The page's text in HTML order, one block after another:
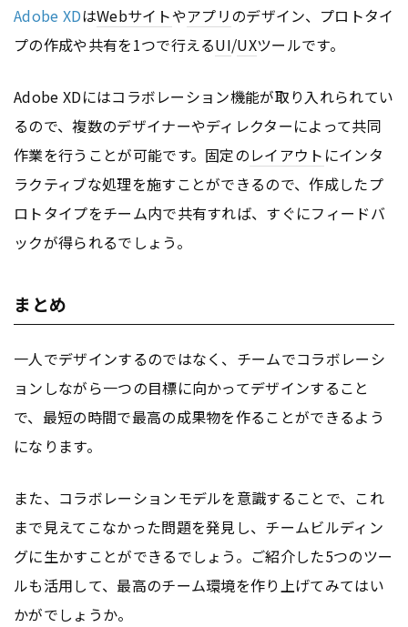
Adobe XDはWebサイトやアプリのデザイン、プロトタイ
プの作成や共有を1つで行えるUI/UXツールです。
Adobe XDにはコラボレーション機能が取り入れられてい
るので、複数のデザイナーやディレクターによって共同
作業を行うことが可能です。固定のレイアウト にインタ
ラクティブな処理を施すことができるので、作成したプ
ロトタイプをチーム内で共有すれば、すぐにフィードバ
ックが得られるでしょう。
まとめ
一人でデザインするのではなく、チームでコラボレーシ
ョンしながら一つの目標に向かってデザインすること
で、最短の時間で最高の成果物を作ることができるよう
になります。
また、コラボレーションモデルを意識することで、これ
まで見えてこなかった問題を発見し、チームビルディン
グに生かすことができるでしょう。ご紹介した5つのツー
ルも活用して、最高のチーム環境を作り上げてみてはい
かがでしょうか。